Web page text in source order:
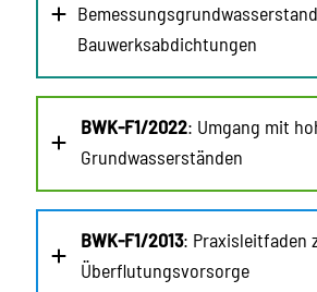
Bauwerksabdichtungen
BWK-F1/2022: Umgang mit
Grundwasserständen
BWK-F1/2013: Praxisleitfaden
Überflutungsvorsorge